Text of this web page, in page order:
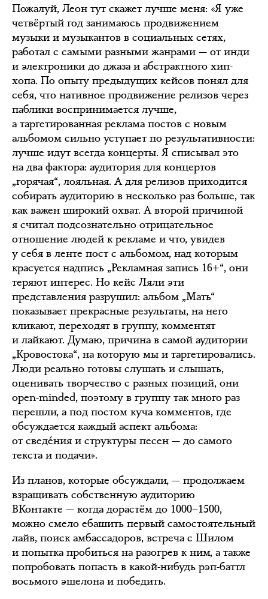
Пожалуй, Леон тут скажет лучше меня: «Я уже
четвёртый год занимаюсь продвижением
музыки и музыкантов в социальных сетях,
работал с самыми разными жанрами — от инди
и электроники до джаза и абстрактного хип-
хопа. По опыту предыдущих кейсов понял для
себя, что нативное продвижение релизов через
паблики воспринимается лучше,
а таргетированная реклама постов с новым
альбомом сильно уступает по результативности:
лучше идут всегда концерты. Я списывал это
на два фактора: аудитория для концертов
„горячая“, лояльная. А для релизов приходится
собирать аудиторию в несколько раз больше, так
как важен широкий охват. А второй причиной
я считал подсознательно отрицательное
отношение людей к рекламе и что, увидев
у себя в ленте пост с альбомом, над которым
красуется надпись „Рекламная запись 16+“, они
теряют интерес. Но кейс Ляли эти
представления разрушил: альбом „Мать“
показывает прекрасные результаты, на него
кликают, переходят в группу, комментят
и лайкают. Думаю, причина в самой аудитории
„Кровостока“, на которую мы и таргетировались.
Люди реально готовы слушать и слышать,
оценивать творчество с разных позиций, они
open-minded, поэтому в группу так много раз
перешли, а под постом куча комментов, где
обсуждается каждый аспект альбома:
от сведéния и структуры песен — до самого
текста и подачи».
Из планов, которые обсуждали, — продолжаем
взращивать собственную аудиторию
ВКонтакте — когда дорастём до 1000–1500,
можно смело ебашить первый самостоятельный
лайв, поиск амбассадоров, встреча с Шилом
и попытка пробиться на разогрев к ним, а также
попробовать попасть в какой-нибудь рэп-баттл
восьмого эшелона и победить.